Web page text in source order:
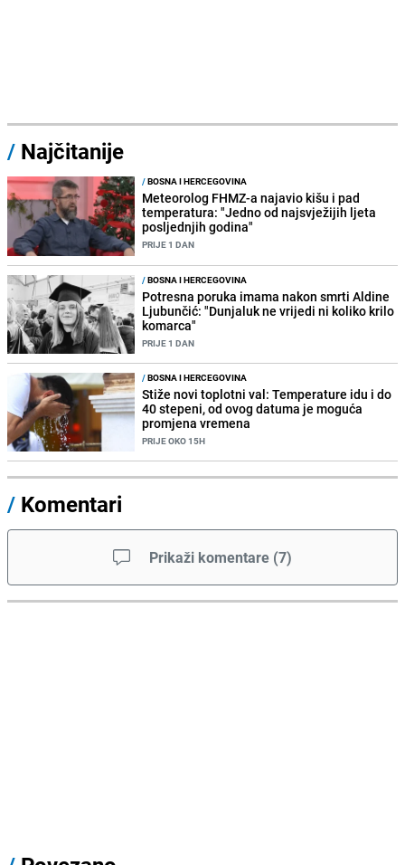
/ Najčitanije
/BOSNA I HERCEGOVINA
Meteorolog FHMZ-a najavio kišu i pad
temperatura: "Jedno od najsvježijih ljeta
posljednjih godina"
PRIJE 1 DAN
/BOSNA I HERCEGOVINA
Potresna poruka imama nakon smrti Aldine
Ljubunčić: "Dunjaluk ne vrijedi ni koliko krilo
komarca"
PRIJE 1 DAN
/BOSNA I HERCEGOVINA
Stiže novi toplotni val: Temperature idu i do
40 stepeni, od ovog datuma je moguća
promjena vremena
PRIJE OKO 15H
/ Komentari
Prikaži komentare (7)